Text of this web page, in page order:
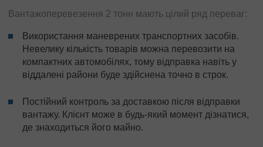
Вантажоперевезення 2 тонн мають цілий ряд переваг:
Використання маневрених транспортних засобів.
Невелику кількість товарів можна перевозити на
компактних автомобілях, тому відправка навіть у
віддалені райони буде здійснена точно в строк.
Постійний контроль за доставкою після відправки
вантажу. Клієнт може в будь-який момент дізнатися,
де знаходиться його майно.